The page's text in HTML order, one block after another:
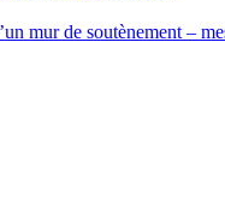
mur de soutènement –